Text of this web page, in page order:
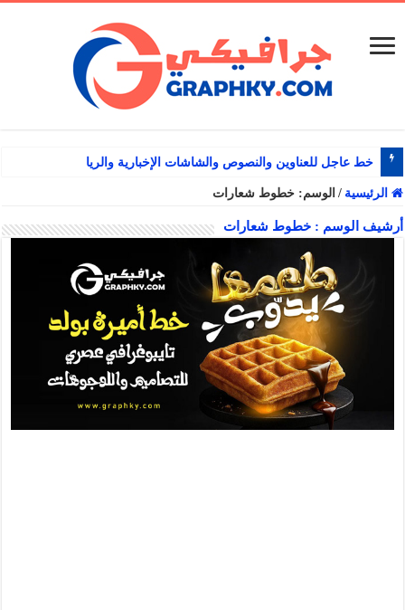
خط عاجل للعناوين والنصوص والشاشات الإخبارية والرياضية
الرئيسية / الوسم:خطوط شعارات
أرشيف الوسم :خطوط شعارات